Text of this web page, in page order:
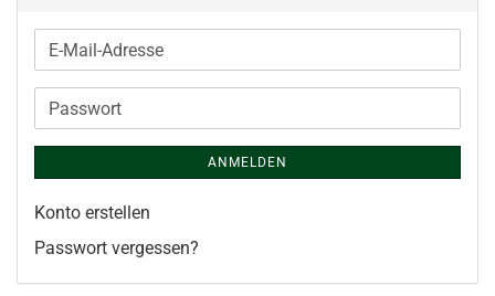
E-
Mail-
Adresse
Passwort
ANMELDEN
Konto erstellen
Passwort vergessen?